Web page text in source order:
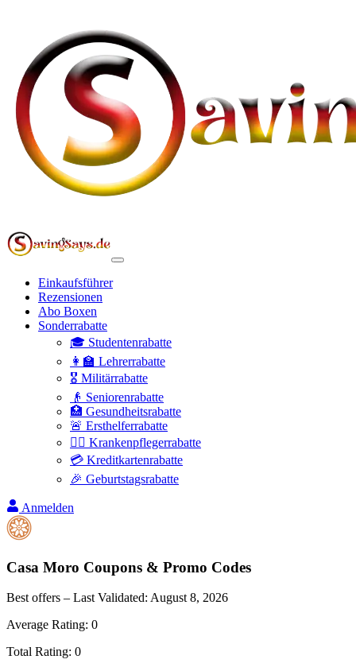
Einkaufsführer
Rezensionen
Abo Boxen
Sonderrabatte
🎓 Studentenrabatte
👩‍🏫 Lehrerrabatte
🎖️ Militärrabatte
👴 Seniorenrabatte
🏥 Gesundheitsrabatte
🚨 Ersthelferrabatte
👩‍⚕️ Krankenpflegerrabatte
💳 Kreditkartenrabatte
🎉 Geburtstagsrabatte
Anmelden
Casa Moro Coupons & Promo Codes
Best offers – Last Validated: August 8, 2026
Average Rating: 0
Total Rating: 0